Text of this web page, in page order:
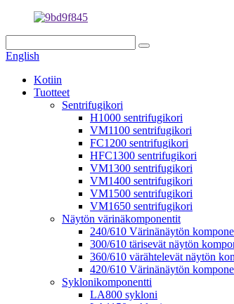
English
Kotiin
Tuotteet
Sentrifugikori
H1000 sentrifugikori
VM1100 sentrifugikori
FC1200 sentrifugikori
HFC1300 sentrifugikori
VM1300 sentrifugikori
VM1400 sentrifugikori
VM1500 sentrifugikori
VM1650 sentrifugikori
Näytön värinäkomponentit
240/610 Värinänäytön
300/610 tärisevät näytön
360/610 värähtelevät näytön
420/610 Värinänäytön
Syklonikomponentti
LA800 sykloni